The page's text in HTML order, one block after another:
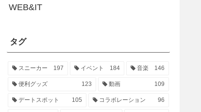
WEB&IT
タグ
スニーカー 197 イベント 184 音楽 146
便利グッズ 123 動画 109
デートスポット 105 コラボレーション 96